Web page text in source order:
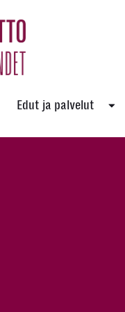
Edut ja palvelut